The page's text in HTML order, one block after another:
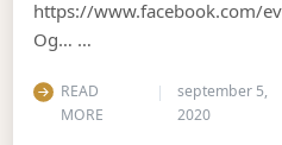
https://www.facebook.com/
Og… …
READ
MORE
september 5,
2020